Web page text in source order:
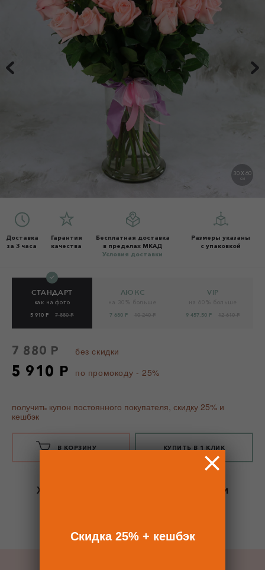
30 X 60
СМ
Доставка
за 3 часа
Гарантия
качества
Бесплатная доставка
в пределах МКАД
Условия доставки
Размеры указаны
с упаковкой
СТАНДАРТ
как на фото
5 910 Р 7 880 Р
ЛЮКС
7 680 Р 10 240 Р
VIP
9 457.50 Р 12 610 Р
7 880 Р без скидки
5 910 Р по промокоду - 25%
получить купон постоянного покупателя, скидку 25% и
кешбэк
В КОРЗИНУ КУПИТЬ В 1 КЛИК
Хотите сразу
и
Скидка 25% + кешбэк